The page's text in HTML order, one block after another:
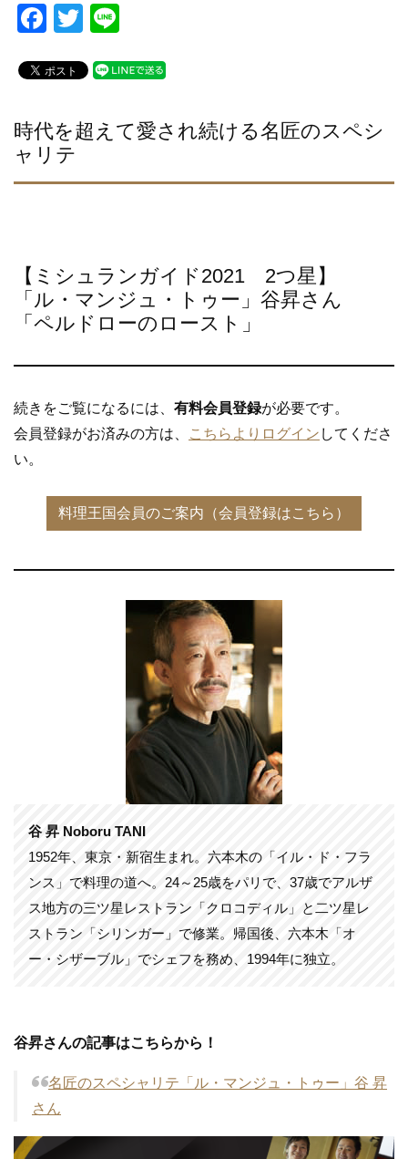
F
c
b
o
o
T
tt
e
時代を超えて愛され続ける名匠のスペシ
ャリテ
【ミシュランガイド2021 2つ星】
「ル・マンジュ・トゥー」谷昇さん
「ペルドローのロースト」
続きをご覧になるには、 有料会員登録が必要です。
会員登録がお済みの方は、
こちらよりログイン してくださ
い。
谷 昇 Noboru TANI
1952年、東京・新宿生まれ。六本木の「イル・ド・フラ
ンス」で料理の道へ。24～25歳をパリで、37歳でアルザ
ス地方の三ツ星レストラン「クロコディル」と二ツ星レ
ストラン「シリンガー」で修業。帰国後、六本木「オ
ー・シザーブル」でシェフを務め、1994年に独立。
谷昇さんの記事はこちらから！
名匠のスペシャリテ「ル・マンジュ・トゥー」谷 昇
さん